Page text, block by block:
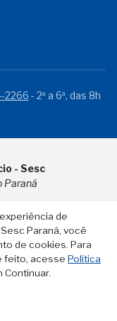
de
Paraná, você
de cookies. Para
feito, acesse Política
Continuar.
2266 - 2ª a 6ª, das 8h
- Sesc
Paraná
001 - Curitiba -